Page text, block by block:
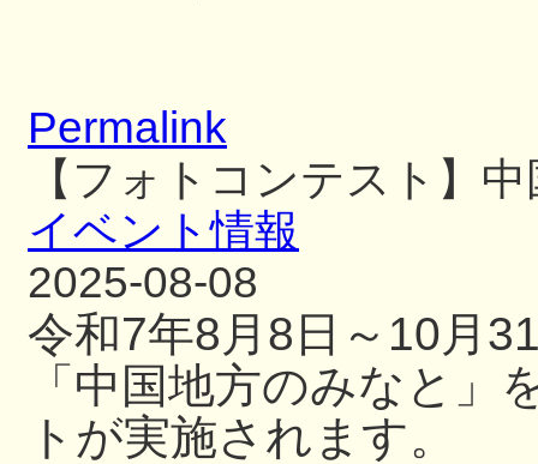
Permalink
【フォトコンテスト】
イベント情報
2025-08-08
令和7年8月8日～10月
「中国地方のみなと
トが実施されます。